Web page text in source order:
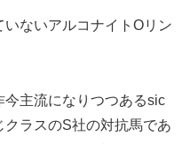
ないアルコナイトOリン
主流になりつつあるsic
ラスのS社の対抗馬であ